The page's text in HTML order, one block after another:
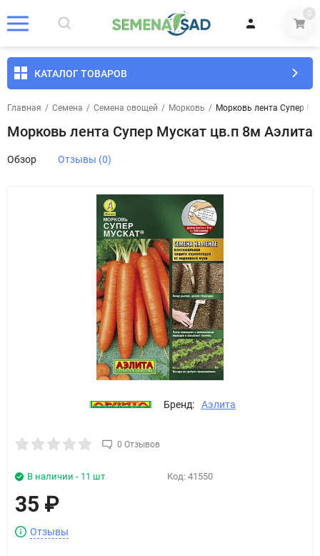
0
КАТАЛОГ ТОВАРОВ
Главная / Семена / Семена овощей / Морковь / Морковь лента Супер
Морковь лента Супер Мускат цв.п 8м Аэлита
Обзор Отзывы (0)
Бренд: Аэлита
0 Отзывов
В наличии - 11 шт Код: 41550
35 ₽
Отзывы